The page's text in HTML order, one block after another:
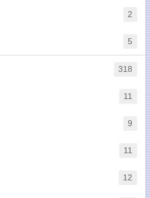
2
5
318
11
9
11
12